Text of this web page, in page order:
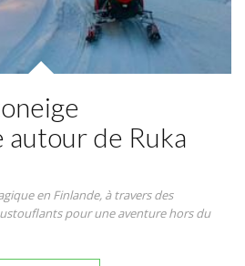
de Ruka
en Finlande, à travers des
pour une aventure hors du